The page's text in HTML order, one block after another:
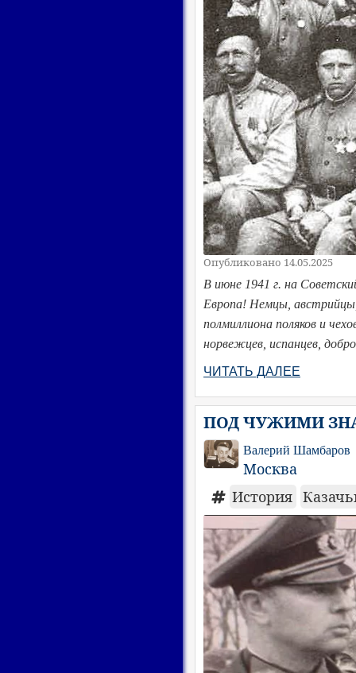
Опубликовано 14.05.2025
В июне 1941 г. на
Европа! Немцы,
полмиллиона поляков и
норвежцев, испанцев,
ЧИТАТЬ ДАЛЕЕ
ПОД ЧУЖИМИ
Валерий Шамбаров
Москва
История